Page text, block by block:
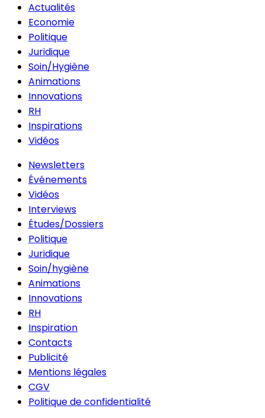
Actualités
Economie
Politique
Juridique
Soin/Hygiène
Animations
Innovations
RH
Inspirations
Vidéos
Newsletters
Événements
Vidéos
Interviews
Études/Dossiers
Politique
Juridique
Soin/hygiène
Animations
Innovations
RH
Inspiration
Contacts
Publicité
Mentions légales
CGV
Politique de confidentialité